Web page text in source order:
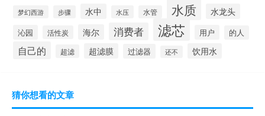
梦幻西游 步骤 水中 水压 水管 水质 水龙头
沁园 活性炭 海尔 消费者 滤芯 用户 的人
自己的 超滤 超滤膜 过滤器 还不 饮用水
猜你想看的文章